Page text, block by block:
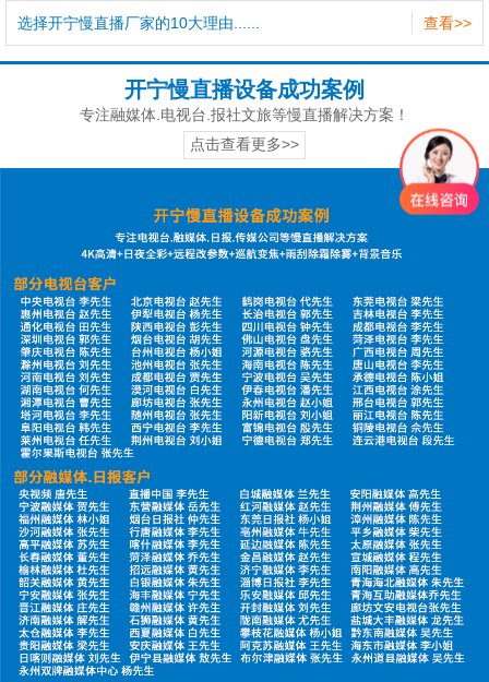
查看>>
选择开宁慢直播厂家的10大理由......
开宁慢直播设备成功案例
专注融媒体.电视台.报社文旅等慢直播解决方案！
点击查看更多>>